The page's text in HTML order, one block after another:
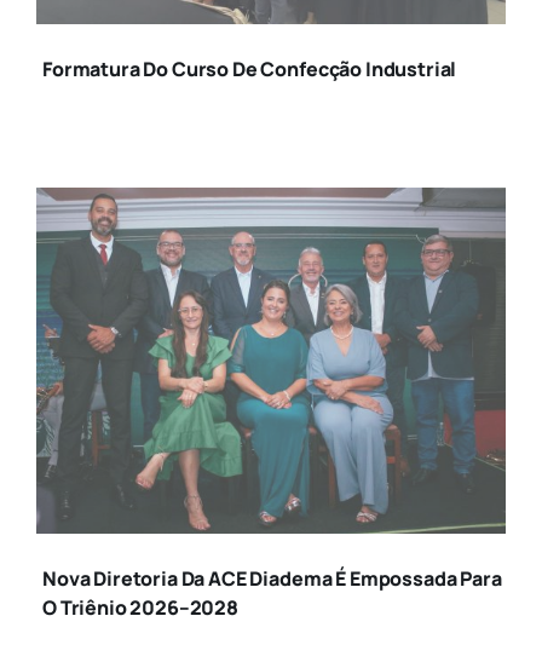
CURSO DE
CONFECÇÃO
Formatura Do Curso De Confecção Industrial
NOVA DIRETORIA DA
ACE DIADEMA É
EMPOSSADA PARA O
TRIÊNIO 2026–2028
Nova Diretoria Da ACE Diadema É Empossada Para
O Triênio 2026–2028